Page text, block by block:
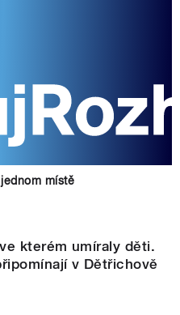
místě
kterém umíraly děti.
v Dětřichově